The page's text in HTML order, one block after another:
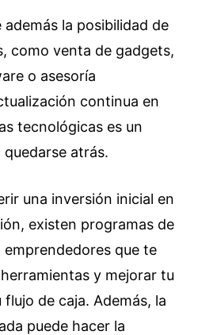
la posibilidad de
como venta de gadgets,
o asesoría
continua en
tecnológicas es un
atrás.
una inversión inicial en
existen programas de
que te
y mejorar tu
de caja. Además, la
puede hacer la